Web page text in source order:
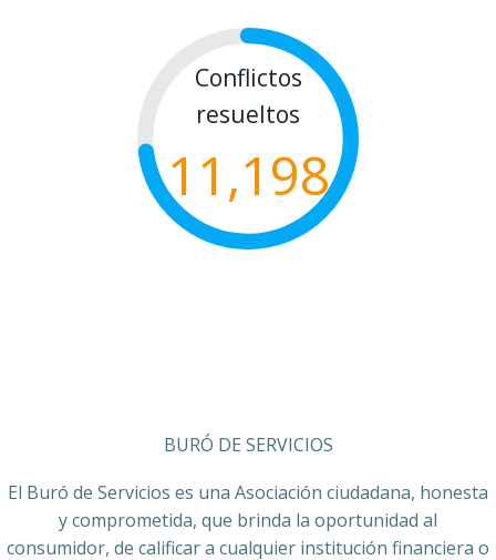
Conflictos
resueltos
11,198
BURÓ DE SERVICIOS
El Buró de Servicios es una Asociación ciudadana, honesta
y comprometida, que brinda la oportunidad al
consumidor, de calificar a cualquier institución financiera o